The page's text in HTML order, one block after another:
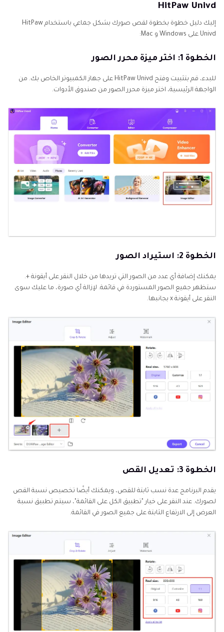
HitPaw Univd
إليك دليل خطوة بخطوة لقص صورك بشكل جماعي باستخدام HitPaw
Univd على Windows و Mac:
الخطوة 1: اختر ميزة محرر الصور
للبدء، قم بتثبيت وفتح HitPaw Univd على جهاز الكمبيوتر الخاص بك. من
الواجهة الرئيسية، اختر ميزة محرر الصور من صندوق الأدوات.
الخطوة 2: استيراد الصور
يمكنك إضافة أي عدد من الصور التي تريدها من خلال النقر على أيقونة +.
ستظهر جميع الصور المستوردة في قائمة. لإزالة أي صورة، ما عليك سوى
النقر على أيقونة x بجانبها.
الخطوة 3: تعديل القص
يقدم البرنامج عدة نسب ثابتة للقص، ويمكنك أيضًا تخصيص نسبة القص
لصورك. عند النقر على خيار "تطبيق الكل على القائمة"، سيتم تطبيق نسبة
العرض إلى الارتفاع الثابتة على جميع الصور في القائمة.